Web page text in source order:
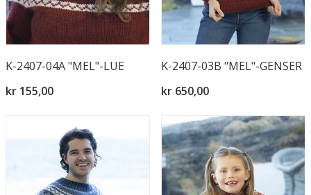
K-2407-04A "MEL"-LUE
kr 155,00
K-2407-03B "MEL"-GENSER
kr 650,00